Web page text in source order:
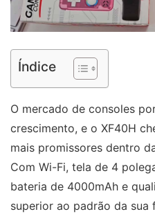
Índice
O mercado de consoles
crescimento, e o XF40H
mais promissores dentro
Com Wi-Fi, tela de 4
bateria de 4000mAh e
superior ao padrão da sua